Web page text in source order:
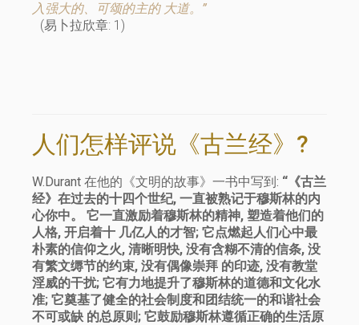
入强大的、可颂的主的 大道。”
(易卜拉欣章: 1)
人们怎样评说《古兰经》?
W.Durant 在他的《文明的故事》一书中写到: “《古兰
经》在过去的十四个世纪, 一直被熟记于穆斯林的内
心你中。 它一直激励着穆斯林的精神, 塑造着他们的
人格, 开启着十 几亿人的才智; 它点燃起人们心中最
朴素的信仰之火, 清晰明快, 没有含糊不清的信条, 没
有繁文缛节的约束, 没有偶像崇拜 的印迹, 没有教堂
淫威的干扰; 它有力地提升了穆斯林的道德和文化水
准; 它奠基了健全的社会制度和团结统一的和谐社会
不可或缺 的总原则; 它鼓励穆斯林遵循正确的生活原